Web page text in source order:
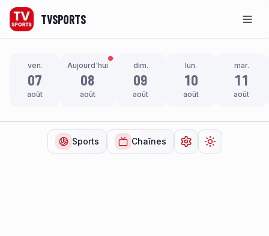
TVSPORTS
ven.
07
août
Aujourd'hui
08
août
dim.
09
août
lun.
10
août
mar.
11
août
Sports Chaînes Ouvrir lesChanger de